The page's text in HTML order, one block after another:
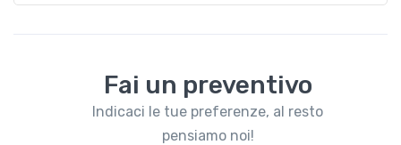
Fai un preventivo
Indicaci le tue preferenze, al resto
pensiamo noi!